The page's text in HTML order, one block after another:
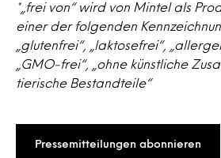
*„frei von“ wird von Mintel als
einer der folgenden
„glutenfrei“, „laktosefrei“,
„GMO-frei“, „ohne künstliche
tierische Bestandteile“
Pressemitteilungen abonnieren